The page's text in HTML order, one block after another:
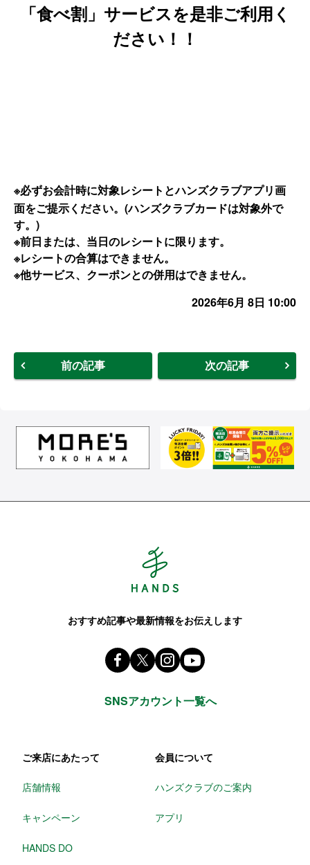
「食べ割」サービスを是非ご利用く
ださい！！
※必ずお会計時に対象レシートとハンズクラブアプリ画
面をご提示ください。(ハンズクラブカードは対象外で
す。)
※前日または、当日のレシートに限ります。
※レシートの合算はできません。
※他サービス、クーポンとの併用はできません。
2026年6月 8日 10:00
前の記事 次の記事
おすすめ記事や最新情報をお伝えします
Facebook ハンズ公式ファンページ
X(旧 twitter)
instagram
SNSアカウント一覧へ
ご来店にあたって
店舗情報
キャンペーン
HANDS DO
会員について
ハンズクラブのご案内
アプリ